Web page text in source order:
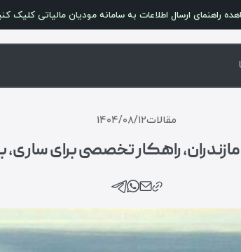
راهنمای ارسال اطلاعات به سامانه مودیان مالیاتی کلیک
مقالات۱۴۰۴/۰۸/۱۲
مازندران، راهکار تخصصی برای